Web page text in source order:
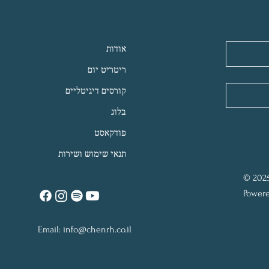
אודות
ריטריט יום
קורסים דיגיטליים
בלוג
פודקאסט
תנאי שימוש ושירות
Email: info@chenrh.co.il
©